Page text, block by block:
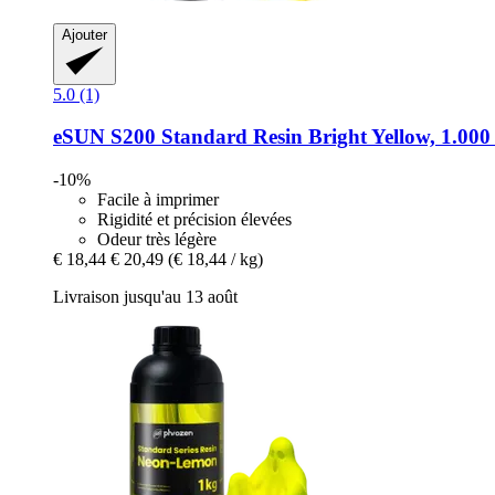
Ajouter
5.0 (1)
eSUN S200 Standard Resin Bright Yellow, 1.000
-10%
Facile à imprimer
Rigidité et précision élevées
Odeur très légère
€ 18,44 € 20,49 (€ 18,44 / kg)
Livraison jusqu'au 13 août